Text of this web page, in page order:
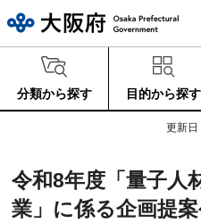
分類から探す 目的から探す
更新日
令和8年度「量子人
業」に係る企画提